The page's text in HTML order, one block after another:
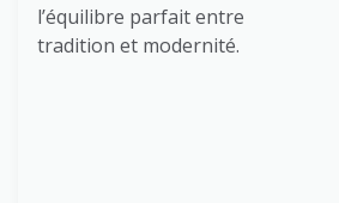
l’équilibre parfait entre
tradition et modernité.